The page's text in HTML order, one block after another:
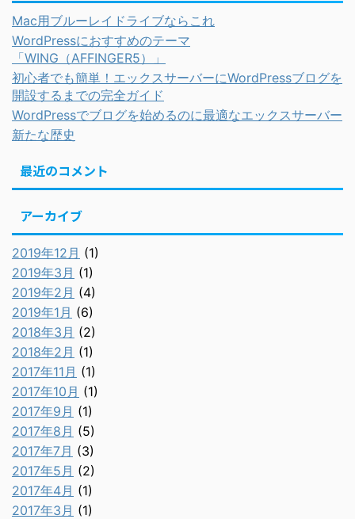
Mac用ブルーレイドライブならこれ
WordPressにおすすめのテーマ
「WING（AFFINGER5）」
初心者でも簡単！エックスサーバーにWordPressブログを
開設するまでの完全ガイド
WordPressでブログを始めるのに最適なエックスサーバー
新たな歴史
最近のコメント
アーカイブ
2019年12月 (1)
2019年3月 (1)
2019年2月 (4)
2019年1月 (6)
2018年3月 (2)
2018年2月 (1)
2017年11月 (1)
2017年10月 (1)
2017年9月 (1)
2017年8月 (5)
2017年7月 (3)
2017年5月 (2)
2017年4月 (1)
2017年3月 (1)